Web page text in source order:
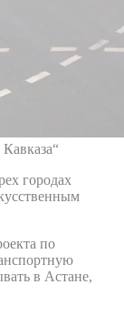
городах
по
в Астане,